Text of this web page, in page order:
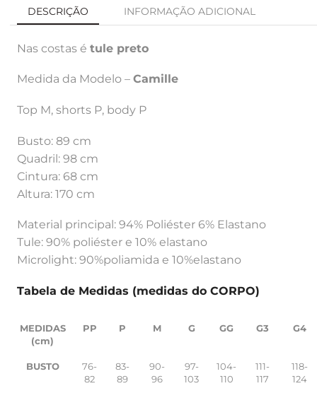
DESCRIÇÃO INFORMAÇÃO ADICIONAL
Nas costas é tule preto
Medida da Modelo – Camille
Top M, shorts P, body P
Busto: 89 cm
Quadril: 98 cm
Cintura: 68 cm
Altura: 170 cm
Material principal: 94% Poliéster 6% Elastano
Tule: 90% poliéster e 10% elastano
Microlight: 90%poliamida e 10%elastano
Tabela de Medidas (medidas do CORPO)
MEDIDAS
(cm)
PP P M G GG G3 G4
BUSTO
76-
82
83-
89
90-
96
97-
103
104-
110
111-
117
118-
124